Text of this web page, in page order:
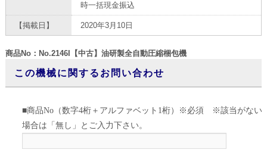
時一括現金振込
【掲載日】 2020年3月10日
商品No：No.2146I【中古】油研製全自動圧縮梱包機
この機械に関するお問い合わせ